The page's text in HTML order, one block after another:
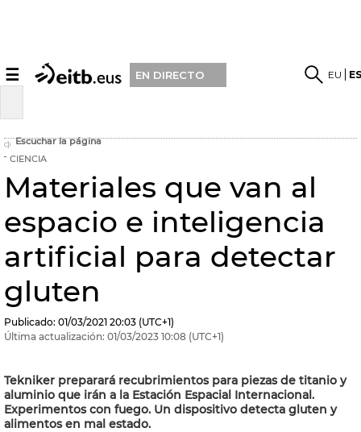
☰ EN DIRECTO EU
Escuchar la página
CIENCIA
Materiales que van al
espacio e inteligencia
artificial para detectar
gluten
Publicado: 01/03/2021 20:03 (UTC+1)
Última actualización: 01/03/2023 10:08 (UTC+1)
Tekniker preparará recubrimientos para piezas de titanio y
aluminio que irán a la Estación Espacial Internacional.
Experimentos con fuego. Un dispositivo detecta gluten y
alimentos en mal estado.